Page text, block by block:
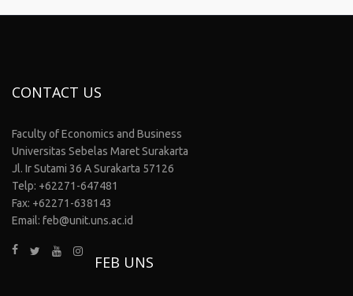
CONTACT US
Faculty of Economics and Business
Universitas Sebelas Maret Surakarta
Jl. Ir Sutami 36 A Surakarta 57126
Telp: +62271-647481
Fax: +62271-638143
Email: feb@unit.uns.ac.id
FEB UNS